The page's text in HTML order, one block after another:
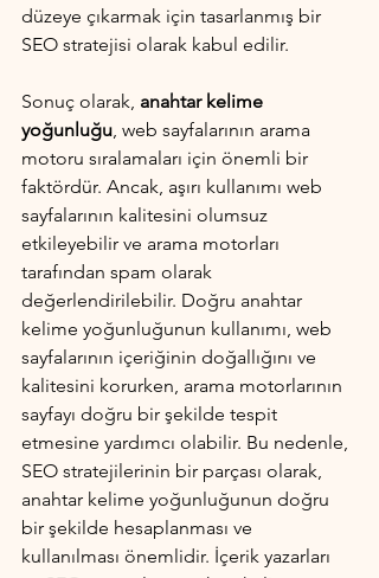
düzeye çıkarmak için tasarlanmış bir
SEO stratejisi olarak kabul edilir.
Sonuç olarak, anahtar kelime
yoğunluğu , web sayfalarının arama
motoru sıralamaları için önemli bir
faktördür. Ancak, aşırı kullanımı web
sayfalarının kalitesini olumsuz
etkileyebilir ve arama motorları
tarafından spam olarak
değerlendirilebilir. Doğru anahtar
kelime yoğunluğunun kullanımı, web
sayfalarının içeriğinin doğallığını ve
kalitesini korurken, arama motorlarının
sayfayı doğru bir şekilde tespit
etmesine yardımcı olabilir. Bu nedenle,
SEO stratejilerinin bir parçası olarak,
anahtar kelime yoğunluğunun doğru
bir şekilde hesaplanması ve
kullanılması önemlidir. İçerik yazarları